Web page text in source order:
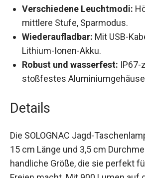
mittlere Stufe, Sparmodus.
Wiederaufladbar:Mit USB-
mAh Lithium-Ionen-Akku.
Robust und wasserfest:
stoßfestes Aluminiumgehäuse.
Details
15 cm Länge und 3,5 cm
handliche Größe, die sie perfekt
im Freien macht. Mit 900 Lumen